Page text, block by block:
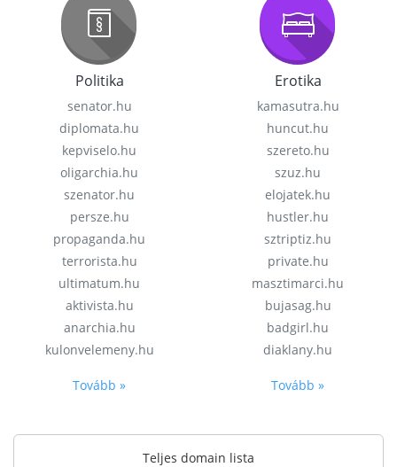
Politika
senator.hu
diplomata.hu
kepviselo.hu
oligarchia.hu
szenator.hu
persze.hu
propaganda.hu
terrorista.hu
ultimatum.hu
aktivista.hu
anarchia.hu
kulonvelemeny.hu
Tovább »
Erotika
kamasutra.hu
huncut.hu
szereto.hu
szuz.hu
elojatek.hu
hustler.hu
sztriptiz.hu
private.hu
masztimarci.hu
bujasag.hu
badgirl.hu
diaklany.hu
Tovább »
Teljes domain lista